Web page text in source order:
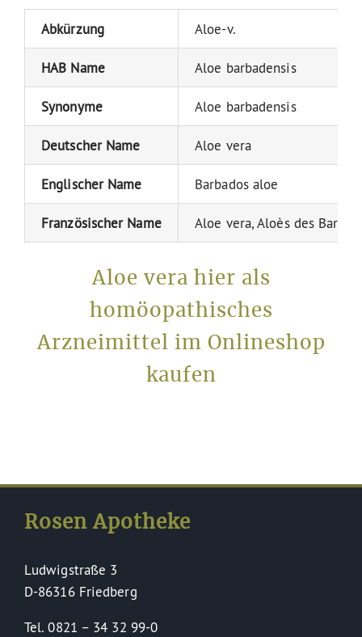
Abkürzung Aloe-v.
HAB Name Aloe barbadensis
Synonyme Aloe barbadensis
Deutscher Name Aloe vera
Englischer Name Barbados aloe
Französischer Name Aloe vera, Aloès des
Aloe vera hier als
homöopathisches
Arzneimittel im Onlineshop
kaufen
Rosen Apotheke
Ludwigstraße 3
D-86316 Friedberg
Tel. 0821 – 34 32 99-0